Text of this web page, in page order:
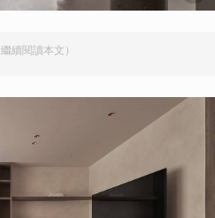
續閱讀本文）